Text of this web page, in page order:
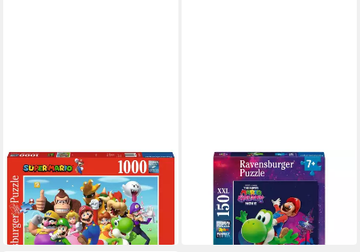
RAVENSBURGER
Puzzle Super Mario 1000
Teile Puzzle
25,59 €
in 6-7 Werktagen bei dir
RAVENSBURGER
Puzzle Kinderpuzzle 150 XXL
Teile - Super Mario Power!
ab 16,95 €
in 7-9 Werktagen bei dir